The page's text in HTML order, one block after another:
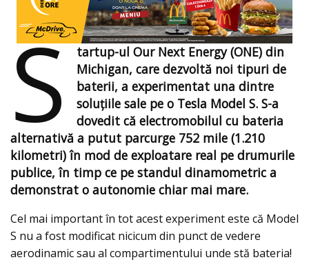
S
tartup-ul Our Next Energy (ONE) din
Michigan, care dezvoltă noi tipuri de
baterii, a experimentat una dintre
soluțiile sale pe o Tesla Model S. S-a
dovedit că electromobilul cu bateria
alternativă a putut parcurge 752 mile (1.210
kilometri) în mod de exploatare real pe drumurile
publice, în timp ce pe standul dinamometric a
demonstrat o autonomie chiar mai mare.
Cel mai important în tot acest experiment este că Model
S nu a fost modificat nicicum din punct de vedere
aerodinamic sau al compartimentului unde stă bateria!